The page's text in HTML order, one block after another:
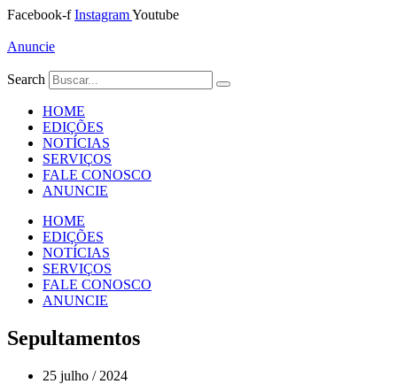
Ir
o
Facebook-f InstagramYoutube
Anuncie
Search
HOME
EDIÇÕES
NOTÍCIAS
SERVIÇOS
FALE CONOSCO
ANUNCIE
HOME
EDIÇÕES
NOTÍCIAS
SERVIÇOS
FALE CONOSCO
ANUNCIE
Sepultamentos
25 julho / 2024